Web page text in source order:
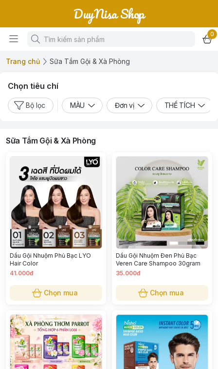
DuyNisa Shop
0
Trang chủ Sữa Tắm Gội & Xà Phòng
Chọn tiêu chí
Bộ lọc MÀU Đơn vị THỂ TÍCH
Sữa Tắm Gội & Xà Phòng
Dầu Gội Nhuộm Phủ Bạc LYO
Hair Color
41.000đ
Chọn mua
Dầu Gội Nhuộm Đen Phủ Bạc
Veren Care Shampoo 30gram
35.000đ
Chọn mua